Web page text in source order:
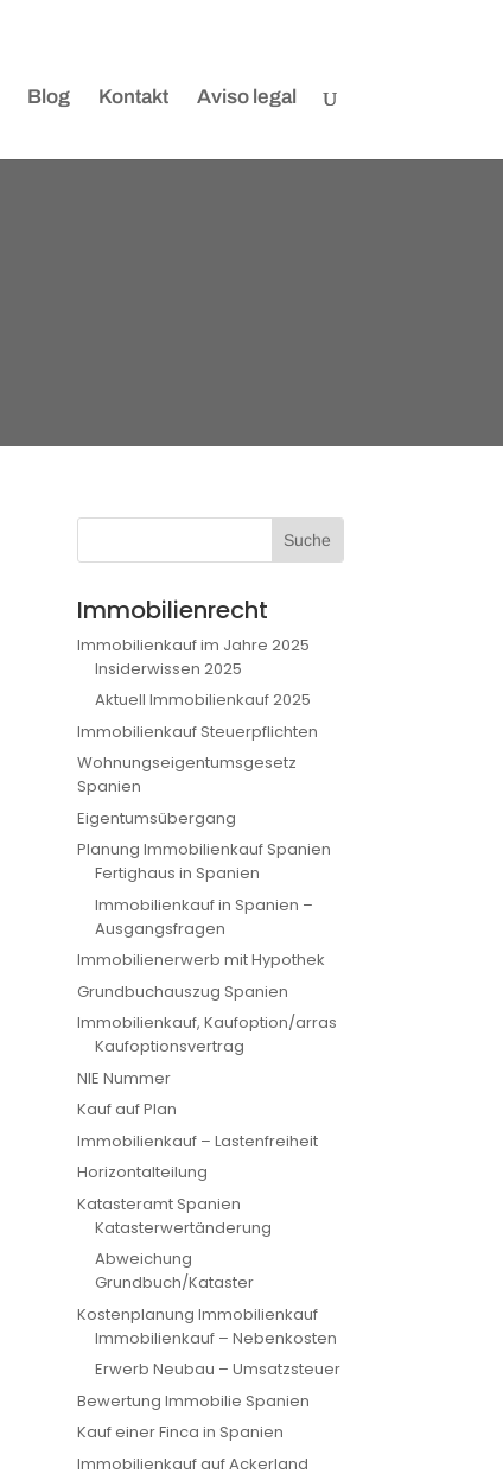
Blog Kontakt Aviso legal
Immobilienrecht
Immobilienkauf im Jahre 2025
Insiderwissen 2025
Aktuell Immobilienkauf 2025
Immobilienkauf Steuerpflichten
Wohnungseigentumsgesetz
Spanien
Eigentumsübergang
Planung Immobilienkauf Spanien
Fertighaus in Spanien
Immobilienkauf in Spanien –
Ausgangsfragen
Immobilienerwerb mit Hypothek
Grundbuchauszug Spanien
Immobilienkauf, Kaufoption/arras
Kaufoptionsvertrag
NIE Nummer
Kauf auf Plan
Immobilienkauf – Lastenfreiheit
Horizontalteilung
Katasteramt Spanien
Katasterwertänderung
Abweichung
Grundbuch/Kataster
Kostenplanung Immobilienkauf
Immobilienkauf – Nebenkosten
Erwerb Neubau – Umsatzsteuer
Bewertung Immobilie Spanien
Kauf einer Finca in Spanien
Immobilienkauf auf Ackerland